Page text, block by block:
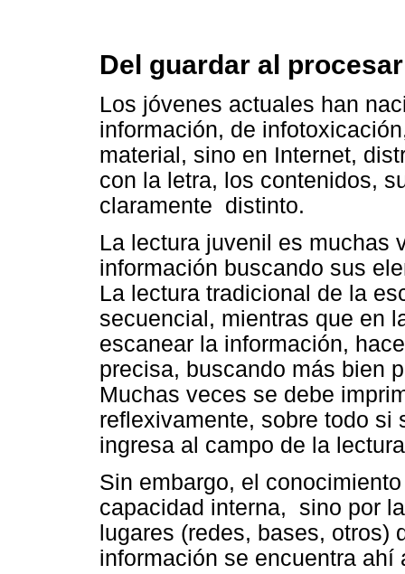
Del guardar al procesar
Los jóvenes actuales han
información, de
material, sino en Internet,
con la letra, los contenidos,
claramente distinto.
La lectura juvenil es muchas
información buscando sus
La lectura tradicional de la
secuencial, mientras que en
escanear la información,
precisa, buscando más bien
Muchas veces se debe
reflexivamente, sobre todo
ingresa al campo de la
Sin embargo, el
capacidad interna, sino por
lugares (redes, bases, otros)
información se encuentra ahí